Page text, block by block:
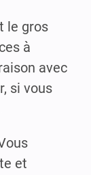
le gros
à
avec
si vous
et